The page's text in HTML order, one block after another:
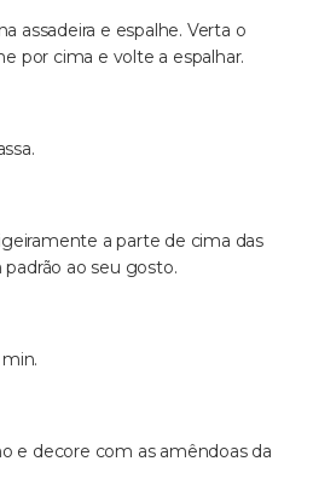
assadeira e espalhe. Verta o
por cima e volte a espalhar.
a parte de cima das
ao seu gosto.
e decore com as amêndoas da